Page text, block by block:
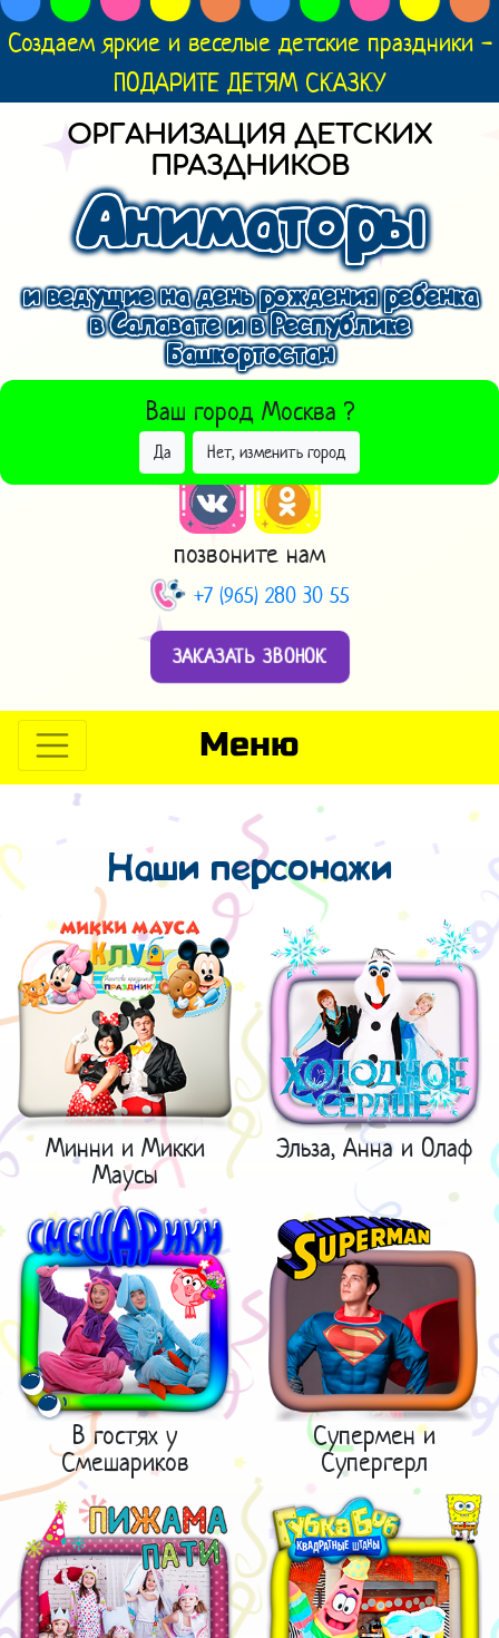
Создаем яркие и веселые детские праздники -
ПОДАРИТЕ ДЕТЯМ СКАЗКУ
ОРГАНИЗАЦИЯ ДЕТСКИХ
ПРАЗДНИКОВ
Аниматоры
и ведущие на день рождения ребенка
в Салавате и в Республике
Башкортостан
Ваш город Москва ?
Да Нет, изменить город
ВЫБРАТЬ ДРУГОЙ ГОРОД
позвоните нам
+7 (965) 280 30 55
ЗАКАЗАТЬ ЗВОНОК
Меню
Наши персонажи
Минни и Микки
Маусы
Эльза, Анна и Олаф
В гостях у
Смешариков
Супермен и
Супергерл